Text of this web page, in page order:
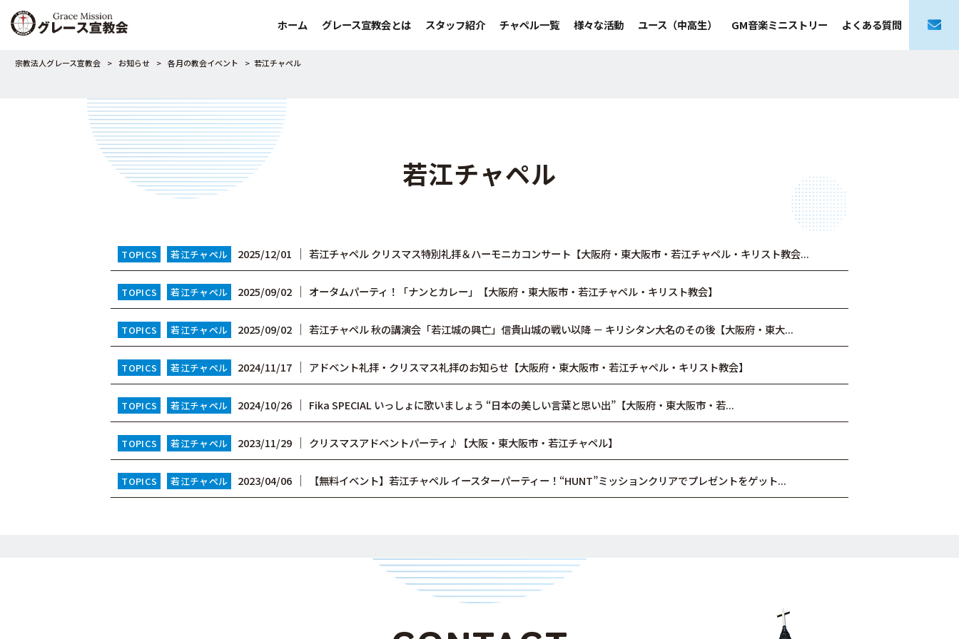
ホーム グレース宣教会とは スタッフ紹介 チャペル一覧 様々な活動 ユース（中高生） GM音楽ミニストリー よくある質問
宗教法人グレース宣教会 > お知らせ > 各月の教会イベント > 若江チャペル
若江チャペル
TOPICS 若江チャペル 2025/12/01 │若江チャペル クリスマス特別礼拝＆ハーモニカコンサート【大阪府・東大阪市・若江チャペル・キリスト教会...
TOPICS 若江チャペル 2025/09/02 │ オータムパーティ！「ナンとカレー」【大阪府・東大阪市・若江チャペル・キリスト教会】
TOPICS 若江チャペル 2025/09/02 │若江チャペル 秋の講演会「若江城の興亡」信貴山城の戦い以降 － キリシタン大名のその後【大阪府・東大...
TOPICS 若江チャペル 2024/11/17 │ アドベント礼拝・クリスマス礼拝のお知らせ【大阪府・東大阪市・若江チャペル・キリスト教会】
TOPICS 若江チャペル 2024/10/26 │ Fika SPECIAL いっしょに歌いましょう “日本の美しい言葉と思い出”【大阪府・東大阪市・若...
TOPICS 若江チャペル 2023/11/29 │ クリスマスアドベントパーティ♪【大阪・東大阪市・若江チャペル】
TOPICS 若江チャペル 2023/04/06 │ 【無料イベント】若江チャペル イースターパーティー！“HUNT”ミッションクリアでプレゼントをゲット...